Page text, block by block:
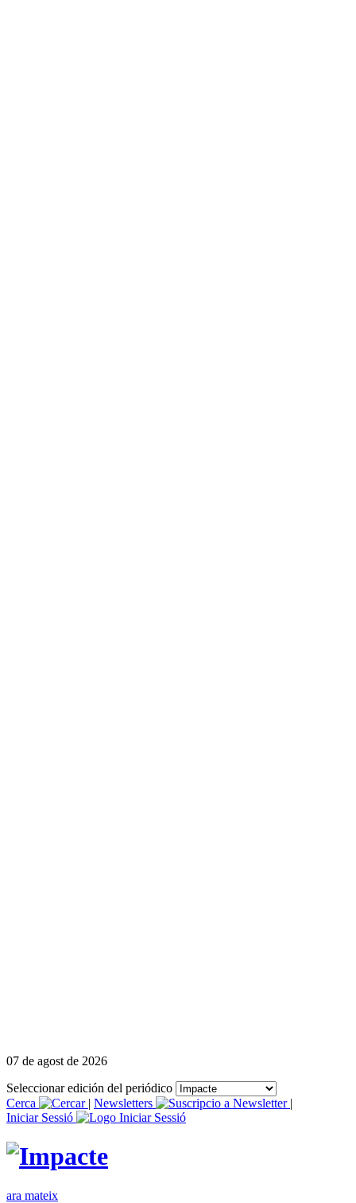
07 de agost de 2026
Seleccionar edición del periódico
Cerca
| Newsletters
|
Iniciar Sessió
ara mateix